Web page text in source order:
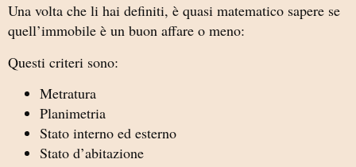
Una volta che li hai definiti, è quasi matematico sapere se
quell’immobile è un buon affare o meno:
Questi criteri sono:
Metratura
Planimetria
Stato interno ed esterno
Stato d’abitazione